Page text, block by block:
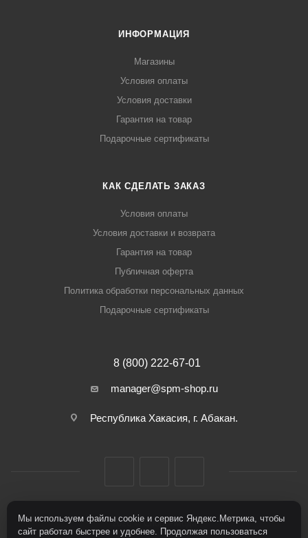
ИНФОРМАЦИЯ
Магазины
Условия оплаты
Условия доставки
Гарантия на товар
Подарочные сертификаты
КАК СДЕЛАТЬ ЗАКАЗ
Условия оплаты
Условия доставки и возврата
Гарантия на товар
Публичная оферта
Политика обработки персональных данных
Подарочные сертификаты
8 (800) 222-67-01
manager@spm-shop.ru
Республика Хакасия, г. Абакан.
2026 © Спорт+Мода
Мы используем файлы cookie и сервис Яндекс.Метрика, чтобы
сайт работал быстрее и удобнее. Продолжая пользоваться